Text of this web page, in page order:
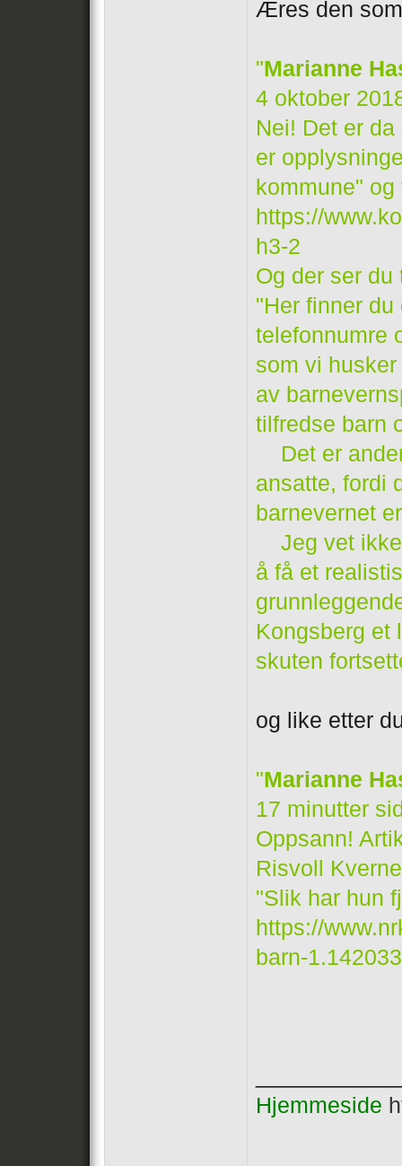
Æres den
"Marianne
4 oktober
Nei! Det er
er
kommune"
https://
h3-2
Og der ser
"Her finner
telefonnumre
som vi
av
tilfredse barn
Det er
ansatte, fordi
barnevernet
Jeg vet ikke
å få et
Kongsberg et
skuten
og like etter
"Marianne
17 minutter
Oppsann!
Risvoll
"Slik har hun
https://
barn-
Hjemmeside